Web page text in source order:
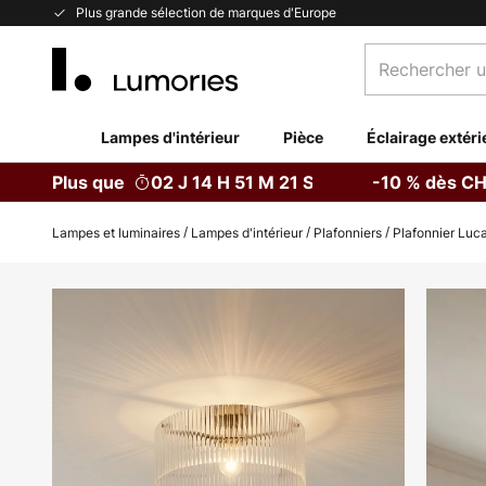
Plus grande sélection de marques d'Europe
Allez
un
catégorie...
Lampes d'intérieur Pièce Éclairage
Plus que 02 J 14 H 51 M 20 S -10 % dès
Lampes et luminaires Lampes d'intérieur Plafonniers Plafonnier